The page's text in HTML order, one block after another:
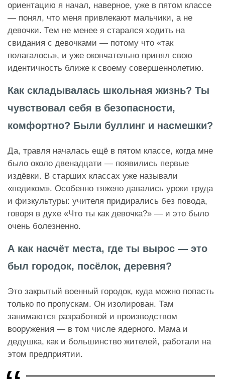
ориентацию я начал, наверное, уже в пятом классе
— понял, что меня привлекают мальчики, а не
девочки. Тем не менее я старался ходить на
свидания с девочками — потому что «так
полагалось», и уже окончательно принял свою
идентичность ближе к своему совершеннолетию.
Как складывалась школьная жизнь? Ты
чувствовал себя в безопасности,
комфортно? Были буллинг и насмешки?
Да, травля началась ещё в пятом классе, когда мне
было около двенадцати — появились первые
издёвки. В старших классах уже называли
«педиком». Особенно тяжело давались уроки труда
и физкультуры: учителя придирались без повода,
говоря в духе «Что ты как девочка?» — и это было
очень болезненно.
А как насчёт места, где ты вырос — это
был городок, посёлок, деревня?
Это закрытый военный городок, куда можно попасть
только по пропускам. Он изолирован. Там
занимаются разработкой и производством
вооружения — в том числе ядерного. Мама и
дедушка, как и большинство жителей, работали на
этом предприятии.